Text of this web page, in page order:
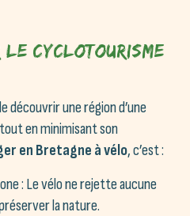
le cyclotourisme
découvrir une région d’une
en minimisant son
en Bretagne à vélo, c’est :
: Le vélo ne rejette aucune
la nature.